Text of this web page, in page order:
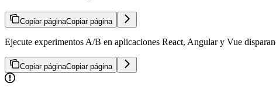
Copiar páginaCopiar página
Ejecute experimentos A/B en aplicaciones React, Angular y Vue
Copiar páginaCopiar página